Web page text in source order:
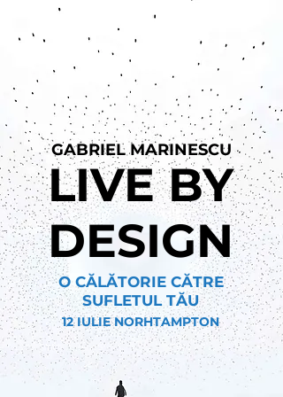
GABRIEL MARINESCU
LIVE BY
DESIGN
O CĂLĂTORIE CĂTRE
SUFLETUL TĂU
12 IULIE NORHTAMPTON